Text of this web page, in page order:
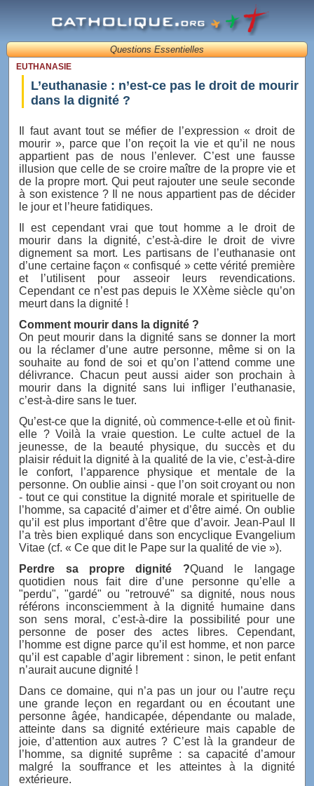
Questions Essentielles
EUTHANASIE
L’euthanasie : n’est-ce pas le droit de mourir
dans la dignité ?
Il faut avant tout se méfier de l’expression « droit de
mourir », parce que l’on reçoit la vie et qu’il ne nous
appartient pas de nous l’enlever. C’est une fausse
illusion que celle de se croire maître de la propre vie et
de la propre mort. Qui peut rajouter une seule seconde
à son existence ? Il ne nous appartient pas de décider
le jour et l’heure fatidiques.
Il est cependant vrai que tout homme a le droit de
mourir dans la dignité, c’est-à-dire le droit de vivre
dignement sa mort. Les partisans de l’euthanasie ont
d’une certaine façon « confisqué » cette vérité première
et l’utilisent pour asseoir leurs revendications.
Cependant ce n’est pas depuis le XXème siècle qu’on
meurt dans la dignité !
Comment mourir dans la dignité ?
On peut mourir dans la dignité sans se donner la mort
ou la réclamer d’une autre personne, même si on la
souhaite au fond de soi et qu’on l’attend comme une
délivrance. Chacun peut aussi aider son prochain à
mourir dans la dignité sans lui infliger l’euthanasie,
c’est-à-dire sans le tuer.
Qu’est-ce que la dignité, où commence-t-elle et où finit-
elle ? Voilà la vraie question. Le culte actuel de la
jeunesse, de la beauté physique, du succès et du
plaisir réduit la dignité à la qualité de la vie, c’est-à-dire
le confort, l’apparence physique et mentale de la
personne. On oublie ainsi - que l’on soit croyant ou non
- tout ce qui constitue la dignité morale et spirituelle de
l’homme, sa capacité d’aimer et d’être aimé. On oublie
qu’il est plus important d’être que d’avoir. Jean-Paul II
l’a très bien expliqué dans son encyclique Evangelium
Vitae (cf. « Ce que dit le Pape sur la qualité de vie »).
Perdre sa propre dignité ?Quand le langage
quotidien nous fait dire d’une personne qu’elle a
"perdu", "gardé" ou "retrouvé" sa dignité, nous nous
référons inconsciemment à la dignité humaine dans
son sens moral, c’est-à-dire la possibilité pour une
personne de poser des actes libres. Cependant,
l’homme est digne parce qu’il est homme, et non parce
qu’il est capable d’agir librement : sinon, le petit enfant
n’aurait aucune dignité !
Dans ce domaine, qui n’a pas un jour ou l’autre reçu
une grande leçon en regardant ou en écoutant une
personne âgée, handicapée, dépendante ou malade,
atteinte dans sa dignité extérieure mais capable de
joie, d’attention aux autres ? C’est là la grandeur de
l’homme, sa dignité suprême : sa capacité d’amour
malgré la souffrance et les atteintes à la dignité
extérieure.